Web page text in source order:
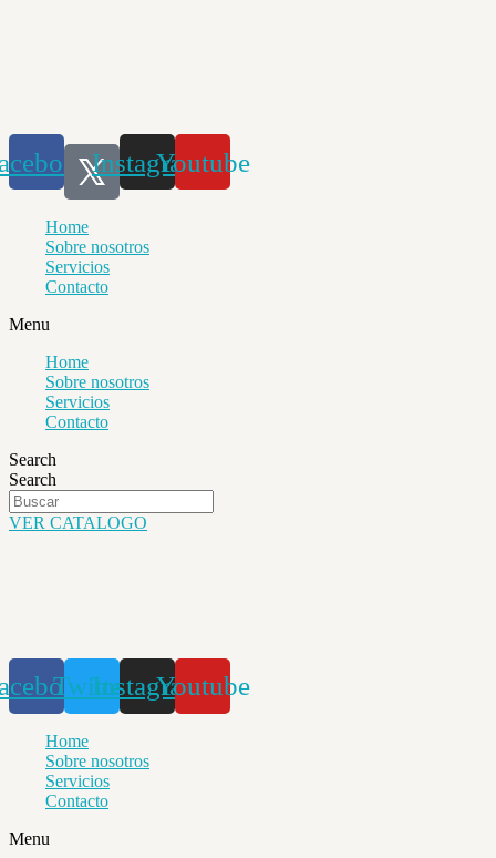
InstagramYoutube
Home
Sobre nosotros
Servicios
Contacto
Menu
Home
Sobre nosotros
Servicios
Contacto
Search
Search
VER CATALOGO
TwitterInstagramYoutube
Home
Sobre nosotros
Servicios
Contacto
Menu